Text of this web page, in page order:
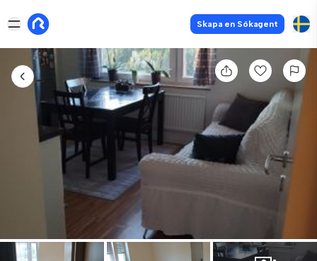
Skapa en Sökagent